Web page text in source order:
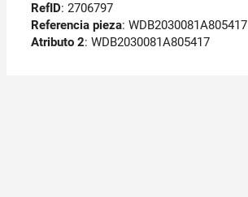
RefID: 2706797
Referencia pieza: WDB2030081A805417
Atributo 2: WDB2030081A805417